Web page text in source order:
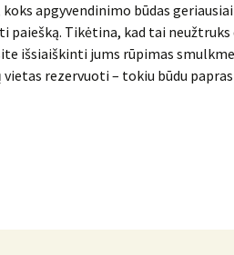
apgyvendinimo būdas
Tikėtina, kad tai neužtruks
išsiaiškinti jums rūpimas
rezervuoti – tokiu būdu